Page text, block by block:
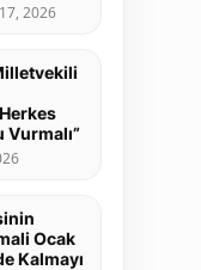
2026
Ocak
Kalmayı